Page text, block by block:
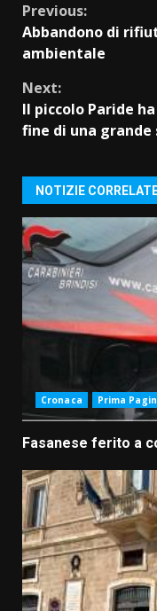
Continue
Reading
Previous:
Abbandono di
ambientale
Next:
Il piccolo Paride
fine di una grande
NOTIZIE
Cronaca Prima
Fasanese ferito a